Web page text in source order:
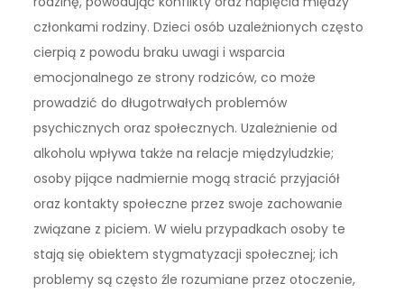
członkami rodziny. Dzieci osób uzależnionych często
cierpią z powodu braku uwagi i wsparcia
emocjonalnego ze strony rodziców, co może
prowadzić do długotrwałych problemów
psychicznych oraz społecznych. Uzależnienie od
alkoholu wpływa także na relacje międzyludzkie;
osoby pijące nadmiernie mogą stracić przyjaciół
oraz kontakty społeczne przez swoje zachowanie
związane z piciem. W wielu przypadkach osoby te
stają się obiektem stygmatyzacji społecznej; ich
problemy są często źle rozumiane przez otoczenie,